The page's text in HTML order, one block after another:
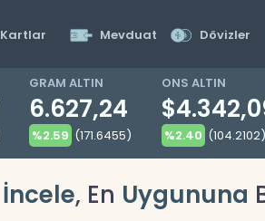
Kartlar Mevduat Dövizler
GRAM ALTIN
6.627,24
%2.59 (171.6455)
ONS ALTIN
%2.40 (104.2102)
İncele, En Uygununa